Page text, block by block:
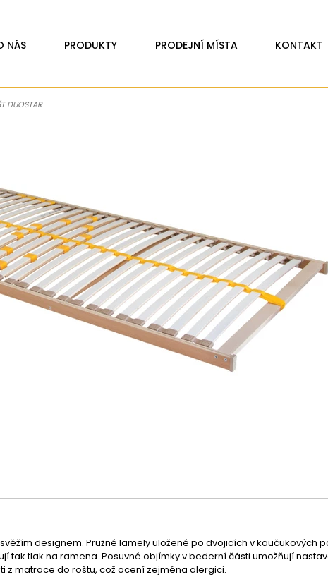
NÁS PRODUKTY PRODEJNÍ MÍSTA KONTAKT
DUOSTAR
designem. Pružné lamely uložené po dvojicích v
tak tlak na ramena. Posuvné objímky v bederní části umožňují
z matrace do roštu, což ocení zejména alergici.